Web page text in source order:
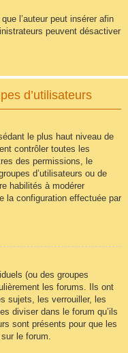
l’auteur peut insérer afin
peuvent désactiver
d’utilisateurs
le plus haut niveau de
contrôler toutes les
des permissions, le
d’utilisateurs ou de
habilités à modérer
la configuration effectuée par
(ou des groupes
les forums. Ils ont
sujets, les verrouiller, les
diviser dans le forum qu’ils
sont présents pour que les
le forum.